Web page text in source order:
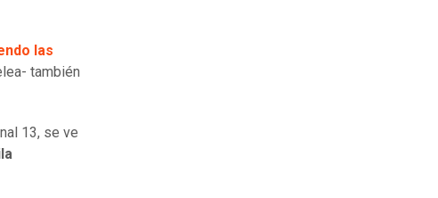
las
también
13, se ve